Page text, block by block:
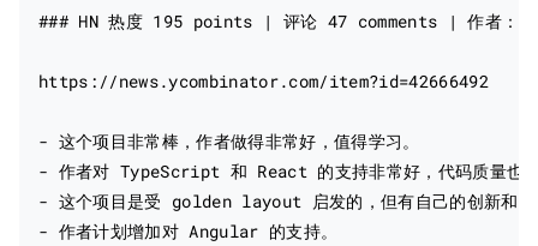
### HN 热度 195 points | 评论 47 comments | 作者：
https://news.ycombinator.com/item?id=42666492
- 这个项目非常棒，作者做得非常好，值得学习。
- 作者对 TypeScript 和 React 的支持非常好，代码质量也
- 这个项目是受 golden layout 启发的，但有自己的创新和改
- 作者计划增加对 Angular 的支持。